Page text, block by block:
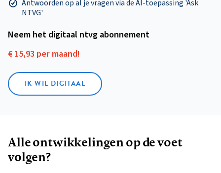
Antwoorden op al je vragen via de AI-toepassing 'Ask
NTVG'
Neem het digitaal ntvg abonnement
€ 15,93 per maand!
IK WIL DIGITAAL
Alle ontwikkelingen op de voet
volgen?